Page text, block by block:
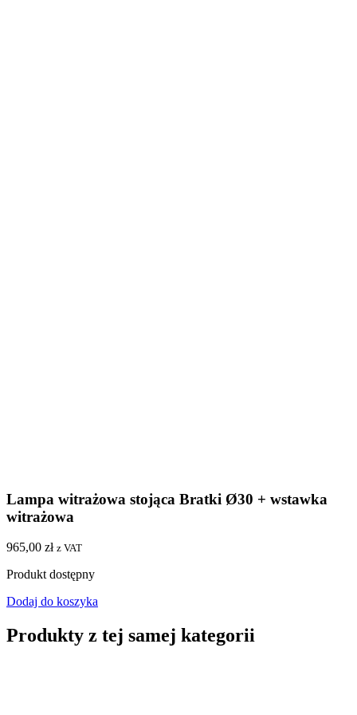
Lampa witrażowa stojąca Bratki Ø30 + wstawka
witrażowa
965,00 zł z VAT
Produkt dostępny
Dodaj do koszyka
Produkty z tej samej kategorii